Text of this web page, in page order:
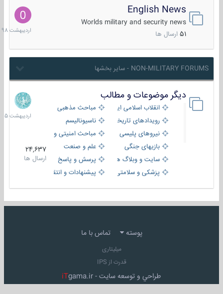
English News
Worlds military and security news
51 ارسال ها
10
1398
NON-MILITARY FORUMS - سایر بخشها
دیگر موضوعات و مطالب
انقلاب اسلامی ایران
مباحث مذهبی
رویدادهای تاریخی و مذهبیناسیونالیسم
نیروهای پلیسی
مباحث امنیتی و اطلاعاتی
بازیهای جنگی
علم و صنعت
سایت و وبلاگ ها
پرسش و پاسخ
پزشکی و سلامتی
پیشنهادات و انتقادات
24,637
ارسال ها
8
1405
پوسته تماس با ما
میلیتاری
قدرت از IPS
طراحي و توسعه سايت - iTgama.ir